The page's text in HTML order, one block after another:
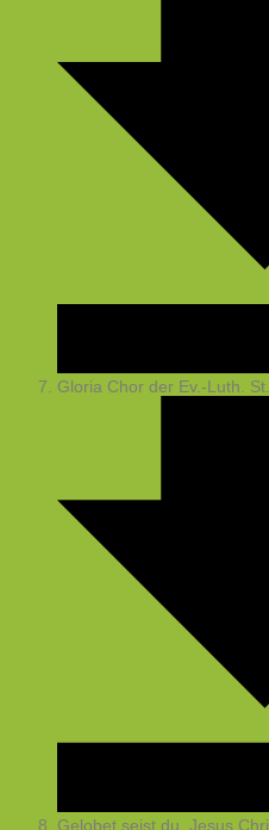
Gloria Chor der Ev.-Luth.
Gelobet seist du, Jesus